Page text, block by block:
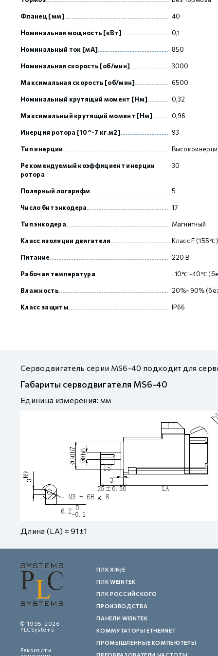
Фланец [мм] 40
Номинальная мощность [кВт] 0,1
Номинальный ток [мА] 850
Номинальная скорость [об/мин] 3000
Максимальная скорость [об/мин] 6500
Номинальный крутящий момент [Нм] 0,32
Максимальный крутящий момент [Нм] 0,96
Инерция ротора [10^-7 кг.м2] 93
Тип инерции
Рекомендуемый коэффициент инерции
ротора
30
Полярный логарифм 5
Число бит энкодера 17
Тип энкодера Магнитный
Класс изоляции двигателя Класс F (155℃)
Питание 220 В
Рабочая температура -10℃~40℃
Влажность 20%~90%
Класс защиты IP66
Серводвигатель серии MS6-40 подходит для
Габариты серводвигателя MS6-40
Единица измерения: мм
Длина (LA) = 91±1
© 1995-2026
PLCSystems
Реквизиты
ПЛК XINJE
ПЛК WEINTEK
ПЛК РОССИЙСКОГО
ПРОИЗВОДСТВА
ПАНЕЛИ WEINTEK
КОММУТАТОРЫ ETHERNET
ПРОМЫШЛЕННЫЕ КОМПЬЮТЕРЫ
ПРЕОБРАЗОВАТЕЛИ ЧАСТОТЫ
GCAN